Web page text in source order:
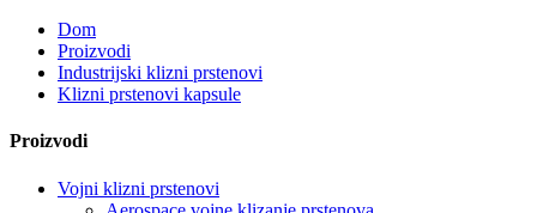
Dom
Proizvodi
Industrijski klizni prstenovi
Klizni prstenovi kapsule
Proizvodi
Vojni klizni prstenovi